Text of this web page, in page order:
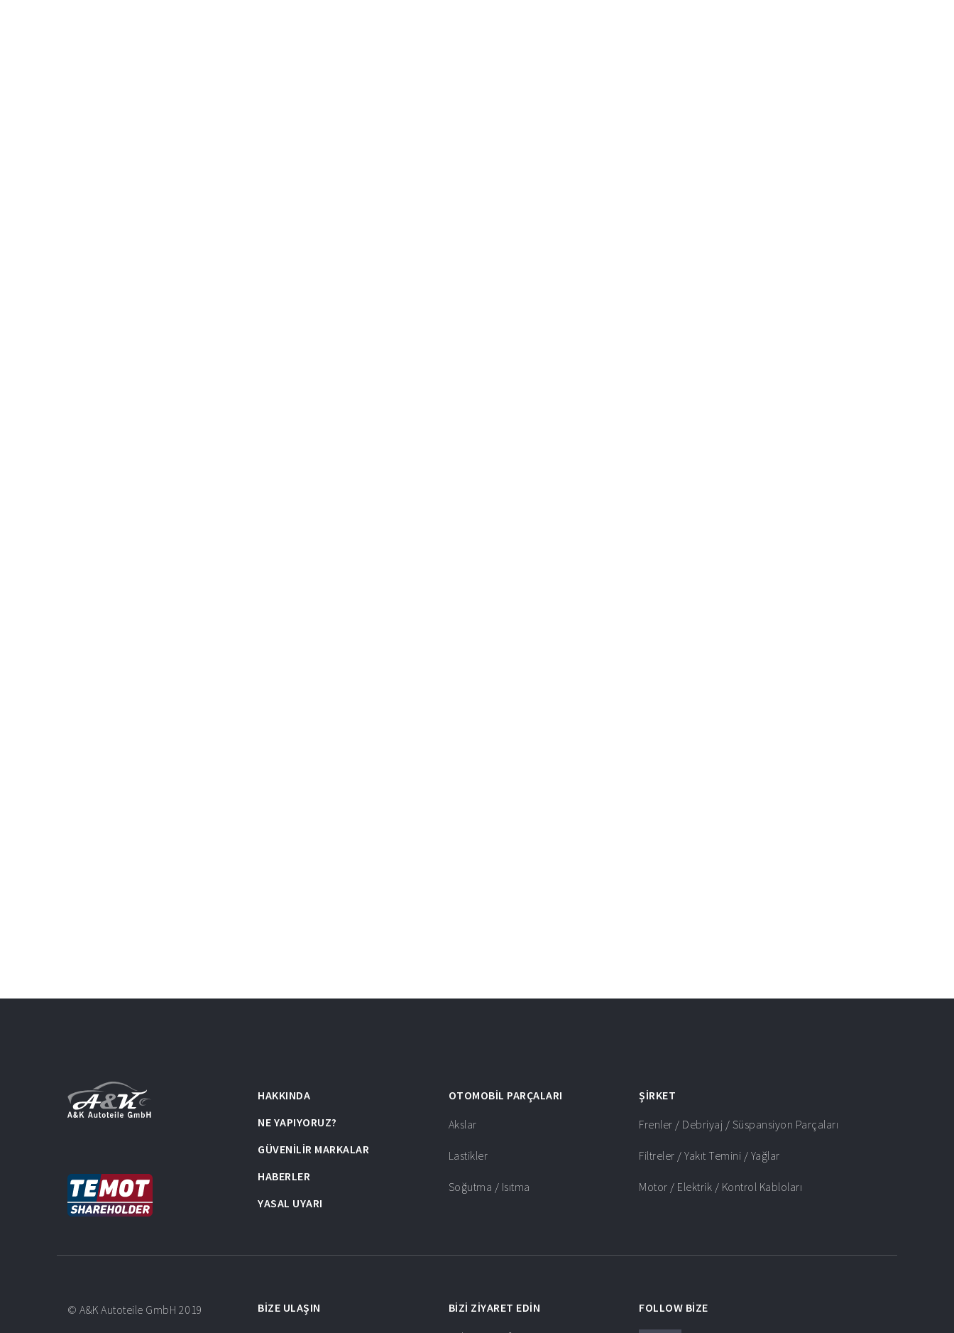
HAKKINDA
NE YAPIYORUZ?
GÜVENILIR MARKALAR
HABERLER
YASAL UYARI
OTOMOBIL PARÇALARI
Akslar
Lastikler
Soğutma / Isıtma
ŞIRKET
Frenler / Debriyaj / Süspansiyon Parçaları
Filtreler / Yakıt Temini / Yağlar
Motor / Elektrik / Kontrol Kabloları
© A&K Autoteile GmbH 2019 BIZE ULAŞIN BIZI ZIYARET EDIN FOLLOW BIZE